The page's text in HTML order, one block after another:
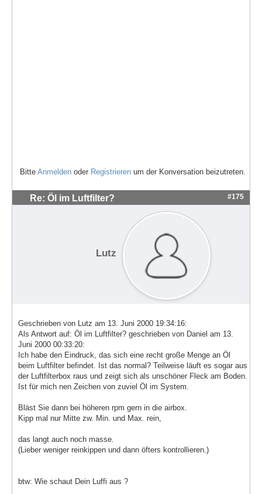
Bitte Anmelden oder Registrieren um der Konversation beizutreten.
Re: Öl im Luftfilter? #175
Lutz
Geschrieben von Lutz am 13. Juni 2000 19:34:16:
Als Antwort auf: Öl im Luftfilter? geschrieben von Daniel am 13.
Juni 2000 00:33:20:
Ich habe den Eindruck, das sich eine recht große Menge an Öl
beim Luftfilter befindet. Ist das normal? Teilweise läuft es sogar aus
der Luftfilterbox raus und zeigt sich als unschöner Fleck am Boden.
Ist für mich nen Zeichen von zuviel Öl im System.
Bläst Sie dann bei höheren rpm gern in die airbox.
Kipp mal nur Mitte zw. Min. und Max. rein,
das langt auch noch masse.
(Lieber weniger reinkippen und dann öfters kontrollieren.)
btw: Wie schaut Dein Luffi aus ?